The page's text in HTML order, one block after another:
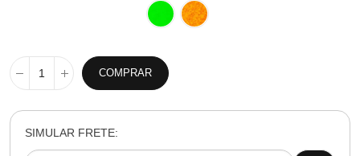
COMPRAR
SIMULAR FRETE: